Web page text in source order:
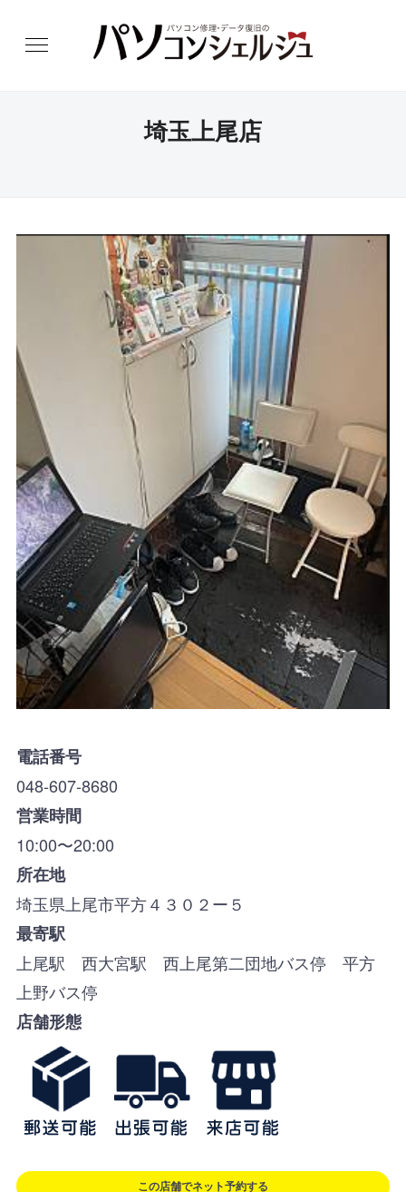
埼玉上尾店
電話番号
048-607-8680
営業時間
10:00〜20:00
所在地
埼玉県上尾市平方４３０２ー５
最寄駅
上尾駅 西大宮駅 西上尾第二団地バス停 平方
上野バス停
店舗形態
この店舗でネット予約する